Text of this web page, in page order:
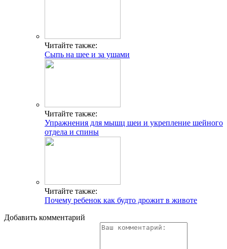
Читайте также:
Сыпь на шее и за ушами
Читайте также:
Упражнения для мышц шеи и укрепление шейного
отдела и спины
Читайте также:
Почему ребенок как будто дрожит в животе
Добавить комментарий